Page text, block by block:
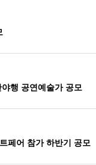
행 공연예술가 공모
페어 참가 하반기 공모